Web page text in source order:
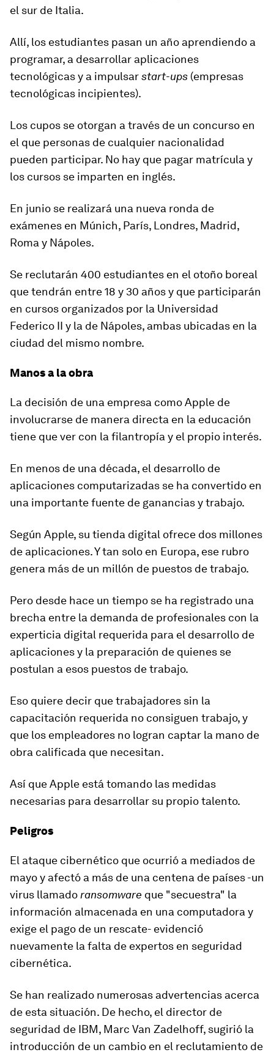
el sur de Italia.
Allí, los estudiantes pasan un año aprendiendo a
programar, a desarrollar aplicaciones
tecnológicas y a impulsarstart-ups (empresas
tecnológicas incipientes).
Los cupos se otorgan a través de un concurso en
el que personas de cualquier nacionalidad
pueden participar. No hay que pagar matrícula y
los cursos se imparten en inglés.
En junio se realizará una nueva ronda de
exámenes en Múnich, París, Londres, Madrid,
Roma y Nápoles.
Se reclutarán 400 estudiantes en el otoño boreal
que tendrán entre 18 y 30 años y que participarán
en cursos organizados por la Universidad
Federico II y la de Nápoles, ambas ubicadas en la
ciudad del mismo nombre.
Manos a la obra
La decisión de una empresa como Apple de
involucrarse de manera directa en la educación
tiene que ver con la filantropía y el propio interés.
En menos de una década, el desarrollo de
aplicaciones computarizadas se ha convertido en
una importante fuente de ganancias y trabajo.
Según Apple, su tienda digital ofrece dos millones
de aplicaciones.Y tan solo en Europa, ese rubro
genera más de un millón de puestos de trabajo.
Pero desde hace un tiempo se ha registrado una
brecha entre la demanda de profesionales con la
experticia digital requerida para el desarrollo de
aplicaciones y la preparación de quienes se
postulan a esos puestos de trabajo.
Eso quiere decir que trabajadores sin la
capacitación requerida no consiguen trabajo, y
que los empleadores no logran captar la mano de
obra calificada que necesitan.
Así que Apple está tomando las medidas
necesarias para desarrollar su propio talento.
Peligros
El ataque cibernético que ocurrió a mediados de
mayo y afectó a más de una centena de países -un
virus llamado ransomware que "secuestra" la
información almacenada en una computadora y
exige el pago de un rescate- evidenció
nuevamente la falta de expertos en seguridad
cibernética.
Se han realizado numerosas advertencias acerca
de esta situación. De hecho, el director de
seguridad de IBM, Marc Van Zadelhoff, sugirió la
introducción de un cambio en el reclutamiento de